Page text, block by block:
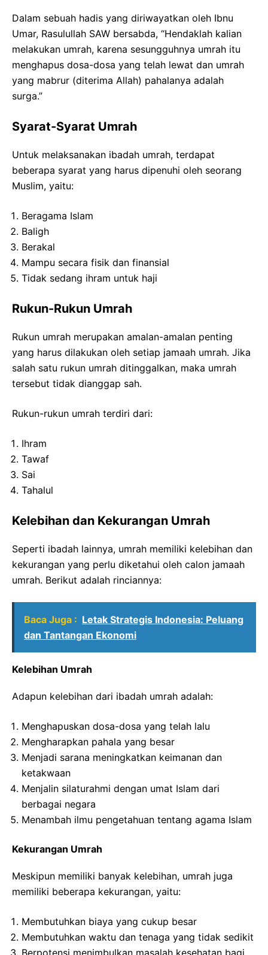
Dalam sebuah hadis yang diriwayatkan oleh Ibnu
Umar, Rasulullah SAW bersabda, “Hendaklah kalian
melakukan umrah, karena sesungguhnya umrah itu
menghapus dosa-dosa yang telah lewat dan umrah
yang mabrur (diterima Allah) pahalanya adalah
surga.”
Syarat-Syarat Umrah
Untuk melaksanakan ibadah umrah, terdapat
beberapa syarat yang harus dipenuhi oleh seorang
Muslim, yaitu:
Beragama Islam
Baligh
Berakal
Mampu secara fisik dan finansial
Tidak sedang ihram untuk haji
Rukun-Rukun Umrah
Rukun umrah merupakan amalan-amalan penting
yang harus dilakukan oleh setiap jamaah umrah. Jika
salah satu rukun umrah ditinggalkan, maka umrah
tersebut tidak dianggap sah.
Rukun-rukun umrah terdiri dari:
Ihram
Tawaf
Sai
Tahalul
Kelebihan dan Kekurangan Umrah
Seperti ibadah lainnya, umrah memiliki kelebihan dan
kekurangan yang perlu diketahui oleh calon jamaah
umrah. Berikut adalah rinciannya:
Baca Juga : Letak Strategis Indonesia: Peluang
dan Tantangan Ekonomi
Kelebihan Umrah
Adapun kelebihan dari ibadah umrah adalah:
Menghapuskan dosa-dosa yang telah lalu
Mengharapkan pahala yang besar
Menjadi sarana meningkatkan keimanan dan
ketakwaan
Menjalin silaturahmi dengan umat Islam dari
berbagai negara
Menambah ilmu pengetahuan tentang agama Islam
Kekurangan Umrah
Meskipun memiliki banyak kelebihan, umrah juga
memiliki beberapa kekurangan, yaitu:
Membutuhkan biaya yang cukup besar
Membutuhkan waktu dan tenaga yang tidak sedikit
Berpotensi menimbulkan masalah kesehatan bagi